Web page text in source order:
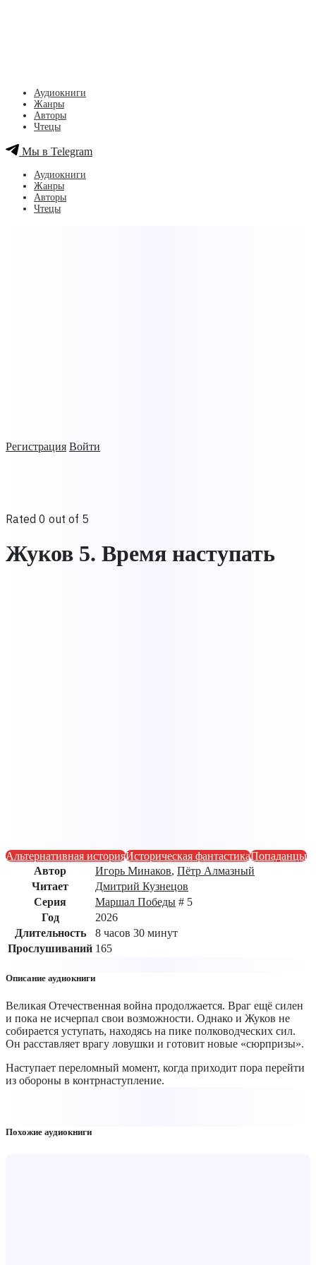
Регистрация Войти
Аудиокниги
Жанры
Авторы
Чтецы
Мы в Telegram
Аудиокниги
Жанры
Авторы
Чтецы
Rated 0 out of 5
Жуков 5. Время наступать
Альтернативная историяИсторическая фантастикаПопаданцы
Автор
Игорь Минаков, Пётр Алмазный
Читает
Дмитрий Кузнецов
Серия
Маршал Победы # 5
Год
2026
Длительность
8 часов 30 минут
Прослушиваний 165
Описание аудиокниги
Великая Отечественная война продолжается. Враг ещё силен
и пока не исчерпал свои возможности. Однако и Жуков не
собирается уступать, находясь на пике полководческих сил.
Он расставляет врагу ловушки и готовит новые «сюрпризы».
Наступает переломный момент, когда приходит пора перейти
из обороны в контрнаступление.
Похожие аудиокниги